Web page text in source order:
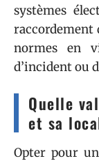
systèmes
raccordement
normes en
d’incident ou
Quelle
et sa
Opter pour